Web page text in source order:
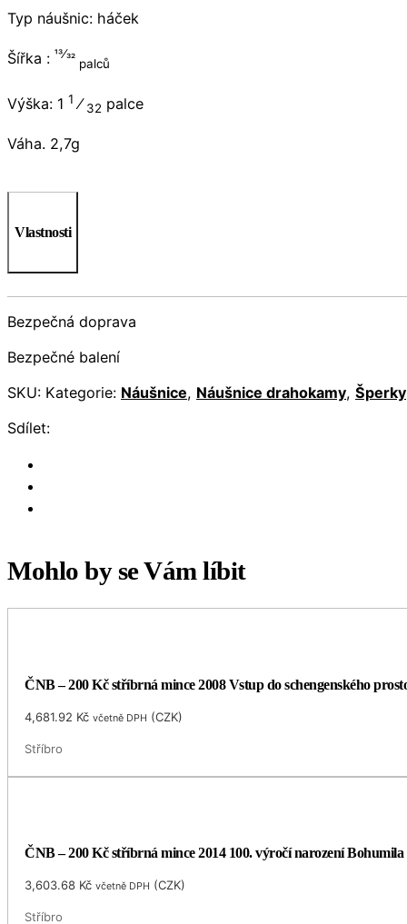
Typ náušnic: háček
Šířka : 13⁄32
palců
Výška: 1 1⁄32 palce
Váha. 2,7g
Vlastnosti
Bezpečná doprava
Bezpečné balení
SKU: Kategorie: Náušnice, Náušnice drahokamy, Šperky
Sdílet:
Mohlo by se Vám líbit
ČNB – 200 Kč stříbrná mince 2008 Vstup do schengenského
4,681.92 Kč včetně DPH (CZK)
Stříbro
ČNB – 200 Kč stříbrná mince 2014 100. výročí narození
3,603.68 Kč včetně DPH (CZK)
Stříbro